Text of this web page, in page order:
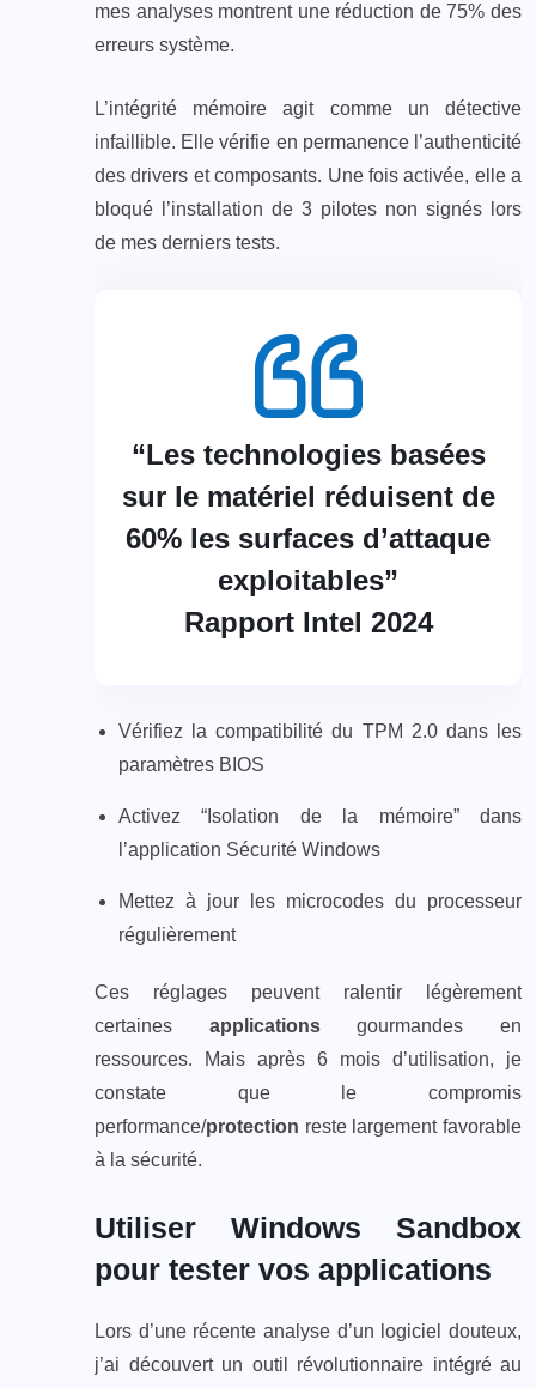
mes analyses montrent une réduction de 75% des
erreurs système.
L’intégrité mémoire agit comme un détective
infaillible. Elle vérifie en permanence l’authenticité
des drivers et composants. Une fois activée, elle a
bloqué l’installation de 3 pilotes non signés lors
de mes derniers tests.
“Les technologies basées
sur le matériel réduisent de
60% les surfaces d’attaque
exploitables”
Rapport Intel 2024
Vérifiez la compatibilité du TPM 2.0 dans les
paramètres BIOS
Activez “Isolation de la mémoire” dans
l’application Sécurité Windows
Mettez à jour les microcodes du processeur
régulièrement
Ces réglages peuvent ralentir légèrement
certaines applicationsgourmandes en
ressources. Mais après 6 mois d’utilisation, je
constate que le compromis
performance/protection reste largement favorable
à la sécurité.
Utiliser Windows Sandbox
pour tester vos applications
Lors d’une récente analyse d’un logiciel douteux,
j’ai découvert un outil révolutionnaire intégré au